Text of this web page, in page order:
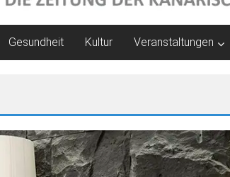
Gesundheit Kultur Veranstaltungen